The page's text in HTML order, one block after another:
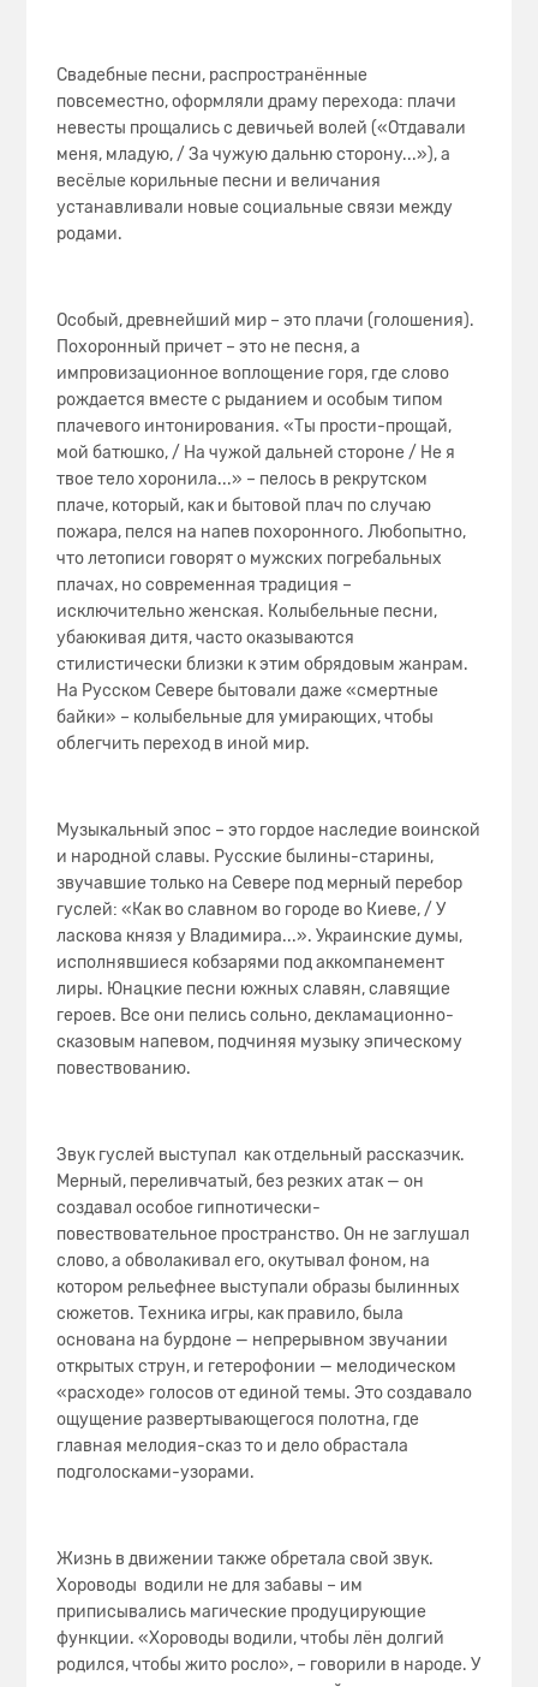
Свадебные песни, распространённые
повсеместно, оформляли драму перехода: плачи
невесты прощались с девичьей волей («Отдавали
меня, младую, / За чужую дальню сторону...»), а
весёлые корильные песни и величания
устанавливали новые социальные связи между
родами.
Особый, древнейший мир – это плачи (голошения).
Похоронный причет – это не песня, а
импровизационное воплощение горя, где слово
рождается вместе с рыданием и особым типом
плачевого интонирования. «Ты прости-прощай,
мой батюшко, / На чужой дальней стороне / Не я
твое тело хоронила...» – пелось в рекрутском
плаче, который, как и бытовой плач по случаю
пожара, пелся на напев похоронного. Любопытно,
что летописи говорят о мужских погребальных
плачах, но современная традиция –
исключительно женская. Колыбельные песни,
убаюкивая дитя, часто оказываются
стилистически близки к этим обрядовым жанрам.
На Русском Севере бытовали даже «смертные
байки» – колыбельные для умирающих, чтобы
облегчить переход в иной мир.
Музыкальный эпос – это гордое наследие воинской
и народной славы. Русские былины-старины,
звучавшие только на Севере под мерный перебор
гуслей: «Как во славном во городе во Киеве, / У
ласкова князя у Владимира...». Украинские думы,
исполнявшиеся кобзарями под аккомпанемент
лиры. Юнацкие песни южных славян, славящие
героев. Все они пелись сольно, декламационно-
сказовым напевом, подчиняя музыку эпическому
повествованию.
Звук гуслей выступал как отдельный рассказчик.
Мерный, переливчатый, без резких атак — он
создавал особое гипнотически-
повествовательное пространство. Он не заглушал
слово, а обволакивал его, окутывал фоном, на
котором рельефнее выступали образы былинных
сюжетов. Техника игры, как правило, была
основана на бурдоне — непрерывном звучании
открытых струн, и гетерофонии — мелодическом
«расходе» голосов от единой темы. Это создавало
ощущение развертывающегося полотна, где
главная мелодия-сказ то и дело обрастала
подголосками-узорами.
Жизнь в движении также обретала свой звук.
Хороводы водили не для забавы – им
приписывались магические продуцирующие
функции. «Хороводы водили, чтобы лён долгий
родился, чтобы жито росло», – говорили в народе. У